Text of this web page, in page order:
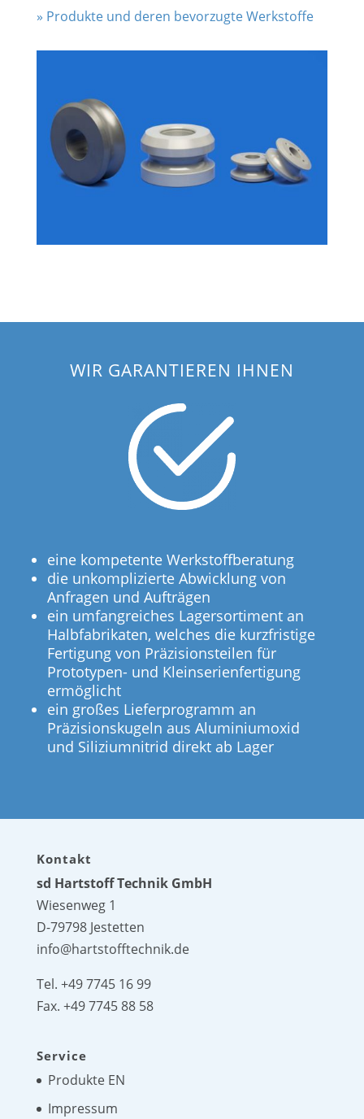
» Produkte und deren bevorzugte Werkstoffe
WIR GARANTIEREN IHNEN
eine kompetente Werkstoffberatung
die unkomplizierte Abwicklung von
Anfragen und Aufträgen
ein umfangreiches Lagersortiment an
Halbfabrikaten, welches die kurzfristige
Fertigung von Präzisionsteilen für
Prototypen- und Kleinserienfertigung
ermöglicht
ein großes Lieferprogramm an
Präzisionskugeln aus Aluminiumoxid
und Siliziumnitrid direkt ab Lager
Kontakt
sd Hartstoff Technik GmbH
Wiesenweg 1
D-79798 Jestetten
info@hartstofftechnik.de
Tel. +49 7745 16 99
Fax. +49 7745 88 58
Service
Produkte EN
Impressum